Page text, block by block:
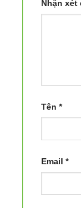
Nhận xét
Tên *
Email *